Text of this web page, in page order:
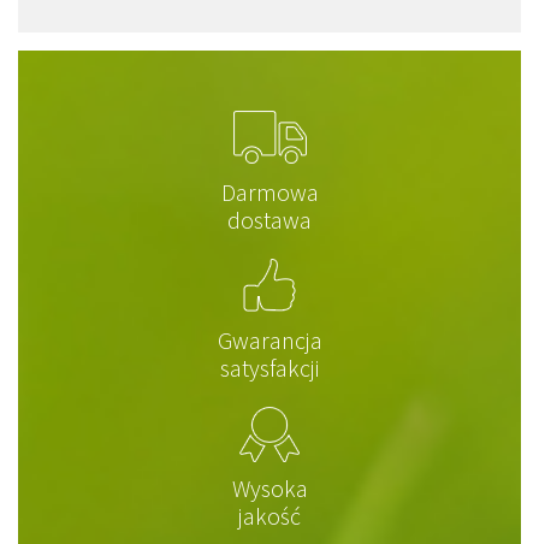
Darmowa
dostawa
Gwarancja
satysfakcji
Wysoka
jakość